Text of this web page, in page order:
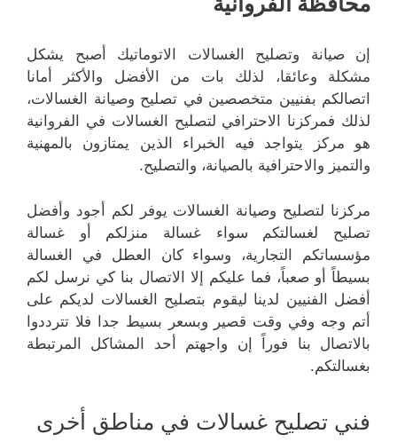
إن صيانة وتصليح الغسالات الاتوماتيك أصبح يشكل
مشكلة وعائقا، لذلك بات من الأفضل والأكثر أمانا
اتصالكم بفنيين متخصصين في تصليح وصيانة الغسالات،
لذلك فمركزنا الاحترافي لتصليح الغسالات في الفروانية
هو مركز يتواجد فيه الخبراء الذين يمتازون بالمهنية
والتميز والاحترافية بالصيانة، والتصليح.
مركزنا لتصليح وصيانة الغسالات يوفر لكم أجود وأفضل
تصليح لغسالتكم سواء غسالة منزلكم أو غسالة
مؤسساتكم التجارية، وسواء كان العطل في الغسالة
بسيطاً أو صعباً، فما عليكم إلا الاتصال بنا كي نرسل لكم
أفضل الفنيين لدينا ليقوم بتصليح الغسالات لديكم على
أتم وجه وفي وقت قصير وبسعر بسيط جدا فلا تترددوا
بالاتصال بنا فوراً إن واجهتم أحد المشاكل المرتبطة
بغسالتكم.
فني تصليح غسالات في مناطق أخرى